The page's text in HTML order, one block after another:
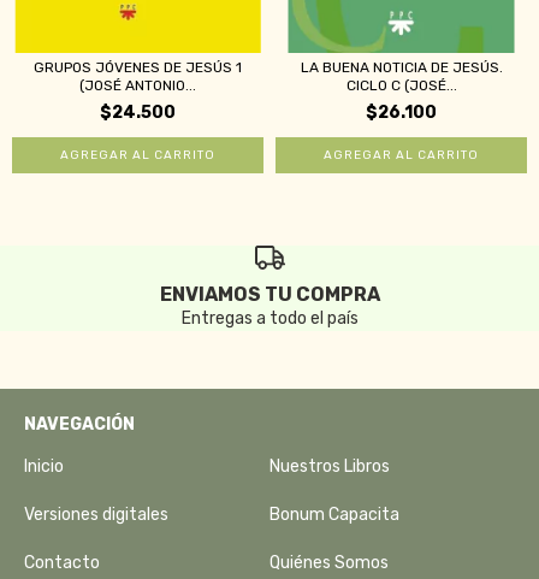
GRUPOS JÓVENES DE JESÚS 1
(JOSÉ ANTONIO...
$24.500
LA BUENA NOTICIA DE JESÚS.
CICLO C (JOSÉ...
$26.100
ENVIAMOS TU COMPRA
Entregas a todo el país
NAVEGACIÓN
Inicio Nuestros Libros
Versiones digitales Bonum Capacita
Contacto Quiénes Somos